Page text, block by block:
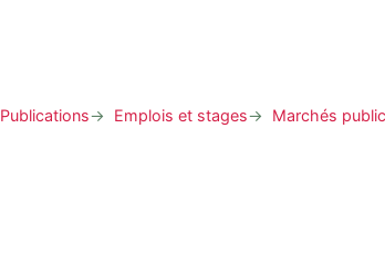
Publications Emplois et stages Marchés